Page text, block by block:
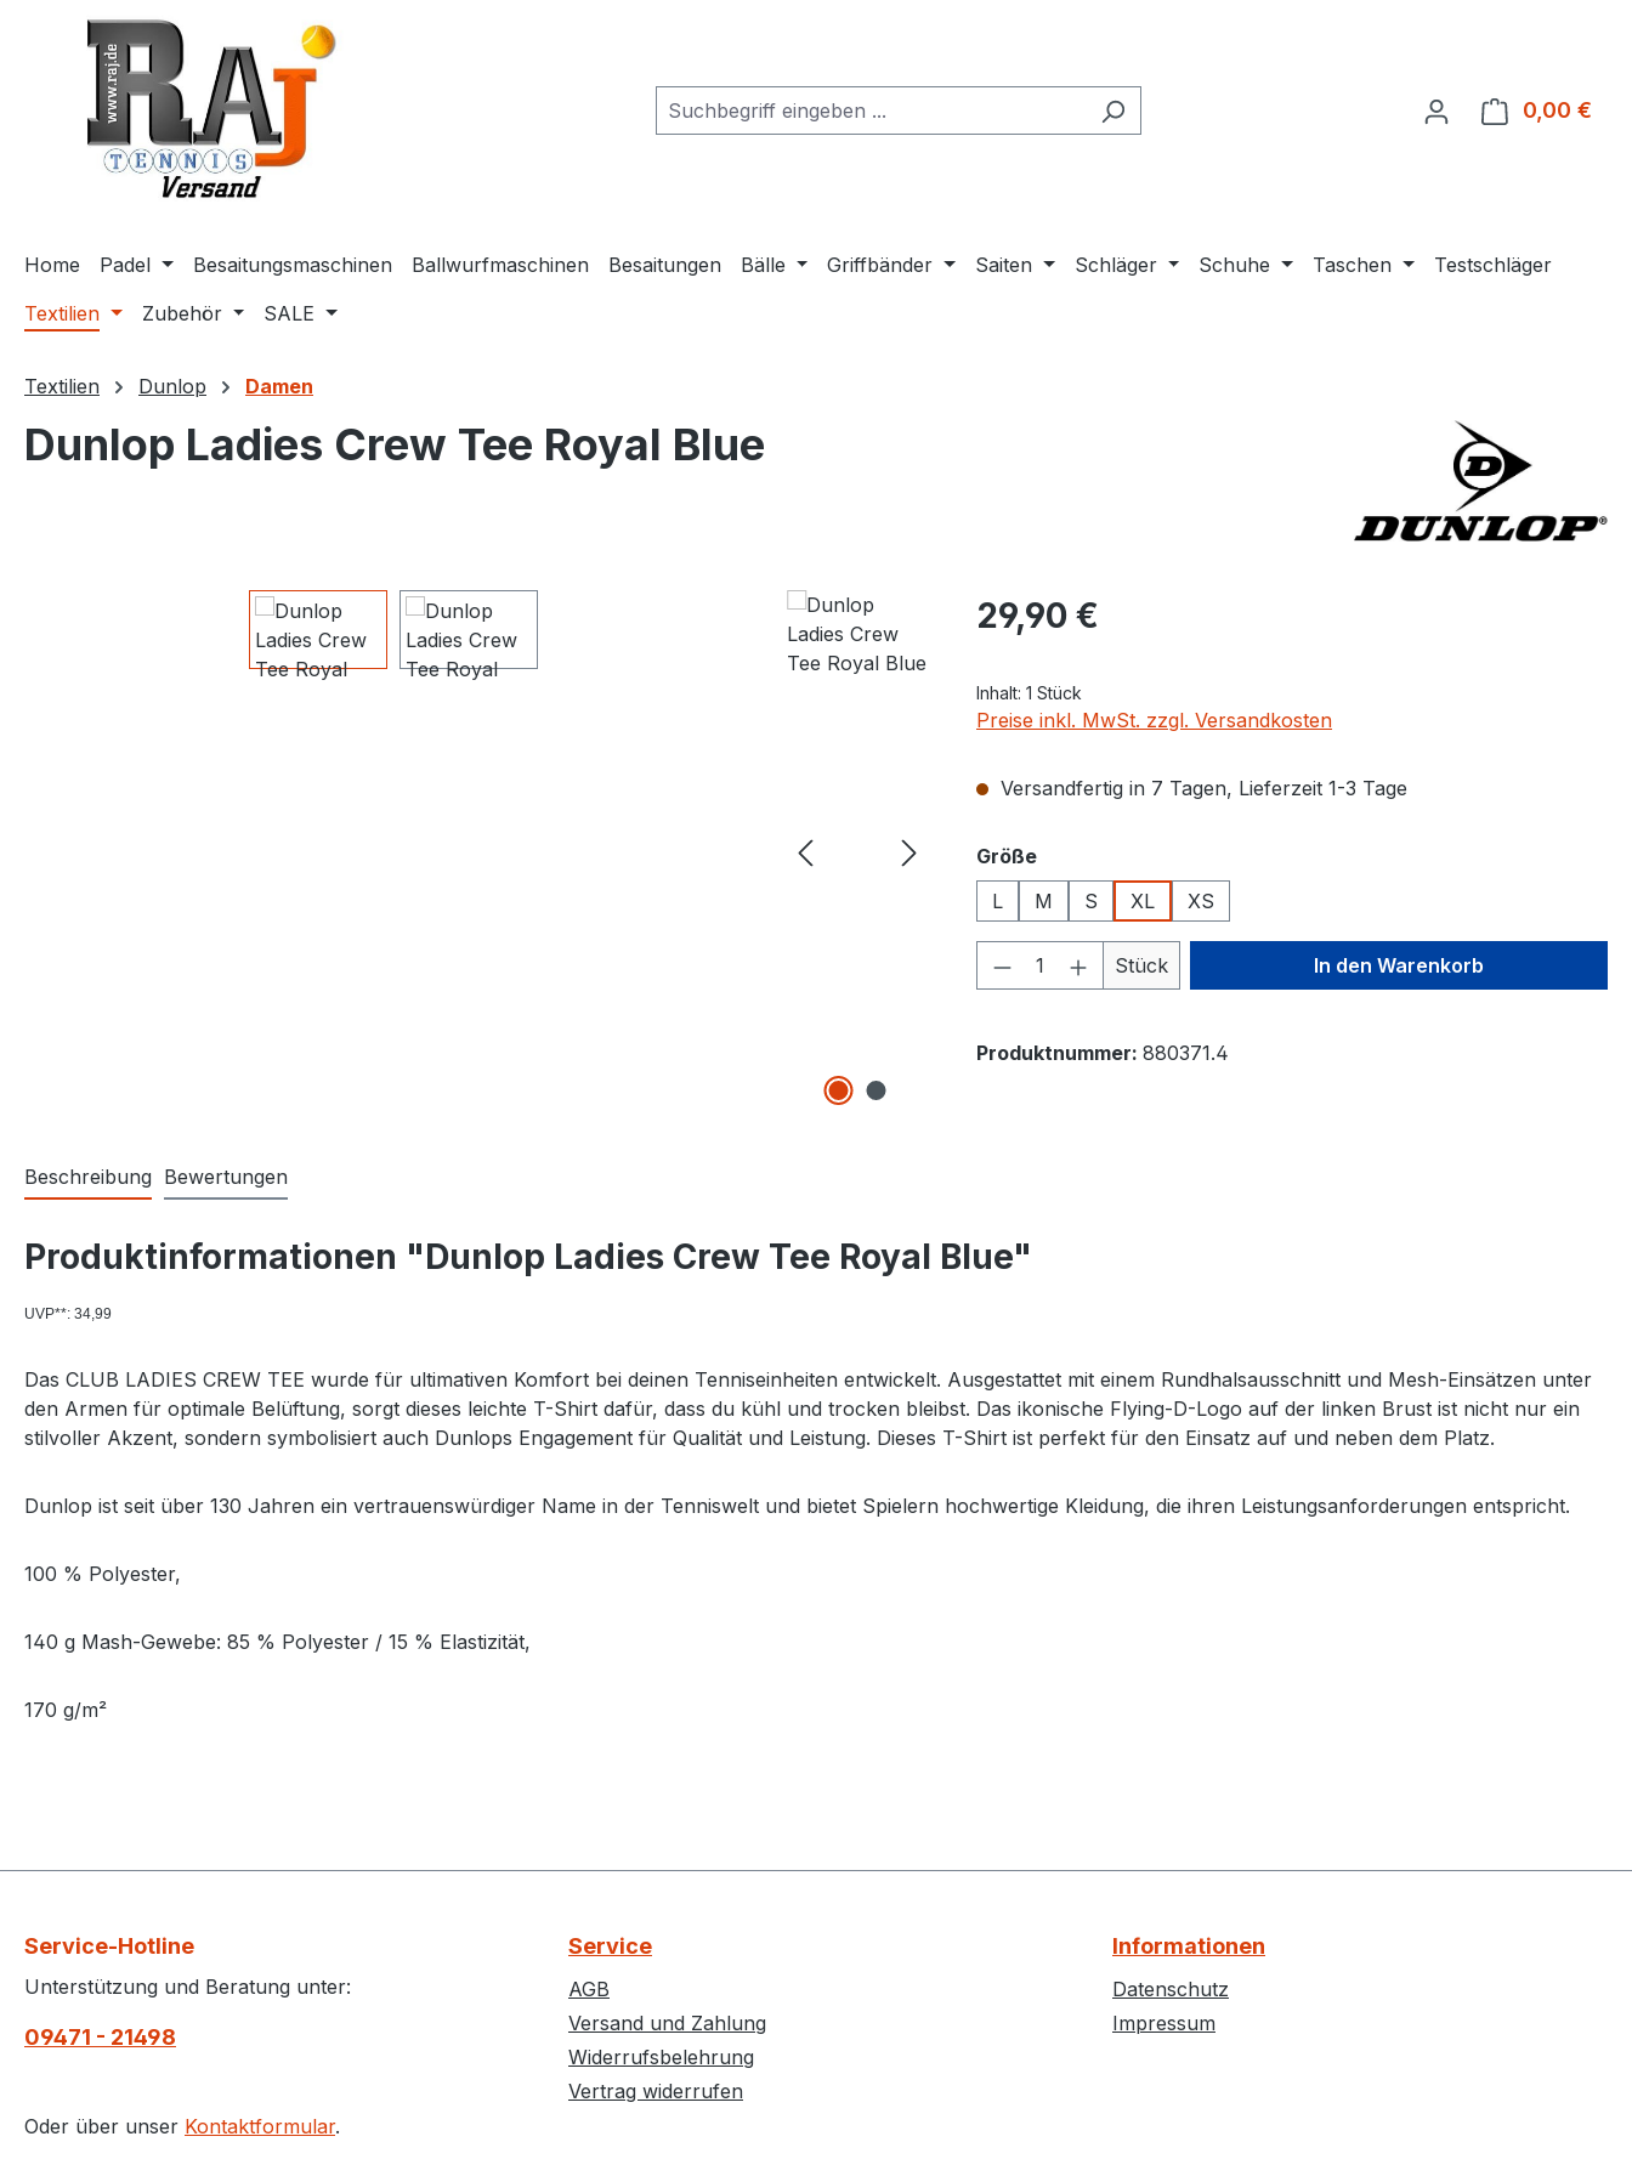
Hauptinhalt springen
Zur Suche springen
Zur Hauptnavigation springen
0,00 €
Home Padel Besaitungsmaschinen Ballwurfmaschinen Besaitungen Bälle Griffbänder Saiten Schläger Schuhe Taschen
Testschläger
Textilien
Zubehör SALE
Textilien Dunlop Damen
Dunlop Ladies Crew Tee Royal Blue
Bildergalerie überspringen Regulärer Preis:
29,90 €
Inhalt: 1 Stück
Preise inkl. MwSt. zzgl. Versandkosten
Versandfertig in 7 Tagen, Lieferzeit 1-3 Tage
Größeauswählen
L
M S XL XS
Produkt Anzahl: Gib den gewünschten Wert
Stück In den Warenkorb
Produktnummer: 880371.4
Beschreibung Bewertungen
Produktinformationen "Dunlop Ladies Crew Tee Royal Blue"
UVP**: 34,99
Das CLUB LADIES CREW TEE wurde für ultimativen Komfort bei deinen Tenniseinheiten entwickelt. Ausgestattet mit einem Rundhalsausschnitt und Mesh-Einsätzen unter
den Armen für optimale Belüftung, sorgt dieses leichte T-Shirt dafür, dass du kühl und trocken bleibst. Das ikonische Flying-D-Logo auf der linken Brust ist nicht nur ein
stilvoller Akzent, sondern symbolisiert auch Dunlops Engagement für Qualität und Leistung. Dieses T-Shirt ist perfekt für den Einsatz auf und neben dem Platz.
Dunlop ist seit über 130 Jahren ein vertrauenswürdiger Name in der Tenniswelt und bietet Spielern hochwertige Kleidung, die ihren Leistungsanforderungen entspricht.
100 % Polyester,
140 g Mash-Gewebe: 85 % Polyester / 15 % Elastizität,
170 g/m²
Service-Hotline
Unterstützung und Beratung unter:
09471 - 21498
Oder über unser Kontaktformular.
Service
AGB
Versand und Zahlung
Widerrufsbelehrung
Vertrag widerrufen
Informationen
Datenschutz
Impressum